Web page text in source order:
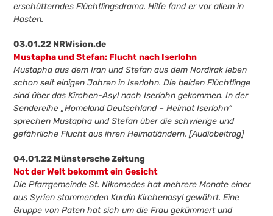
erschütterndes Flüchtlingsdrama. Hilfe fand er vor allem in
Hasten.
03.01.22 NRWision.de
Mustapha und Stefan: Flucht nach Iserlohn
Mustapha aus dem Iran und Stefan aus dem Nordirak leben
schon seit einigen Jahren in Iserlohn. Die beiden Flüchtlinge
sind über das Kirchen-Asyl nach Iserlohn gekommen. In der
Sendereihe „Homeland Deutschland – Heimat Iserlohn“
sprechen Mustapha und Stefan über die schwierige und
gefährliche Flucht aus ihren Heimatländern. [Audiobeitrag]
04.01.22 Münstersche Zeitung
Not der Welt bekommt ein Gesicht
Die Pfarrgemeinde St. Nikomedes hat mehrere Monate einer
aus Syrien stammenden Kurdin Kirchenasyl gewährt. Eine
Gruppe von Paten hat sich um die Frau gekümmert und